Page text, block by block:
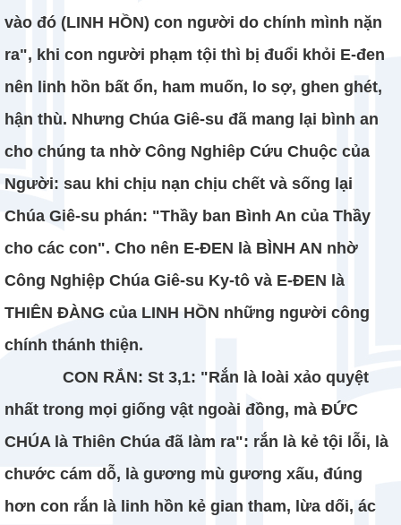
vào đó (LINH HỒN) con người do chính mình nặn
ra", khi con người phạm tội thì bị đuổi khỏi E-đen
nên linh hồn bất ổn, ham muốn, lo sợ, ghen ghét,
hận thù. Nhưng Chúa Giê-su đã mang lại bình an
cho chúng ta nhờ Công Nghiêp Cứu Chuộc của
Người: sau khi chịu nạn chịu chết và sống lại
Chúa Giê-su phán: "Thầy ban Bình An của Thầy
cho các con". Cho nên E-ĐEN là BÌNH AN nhờ
Công Nghiệp Chúa Giê-su Ky-tô và E-ĐEN là
THIÊN ĐÀNG của LINH HỒN những người công
chính thánh thiện.
CON RẮN: St 3,1: "Rắn là loài xảo quyệt
nhất trong mọi giống vật ngoài đồng, mà ĐỨC
CHÚA là Thiên Chúa đã làm ra": rắn là kẻ tội lỗi, là
chước cám dỗ, là gương mù gương xấu, đúng
hơn con rắn là linh hồn kẻ gian tham, lừa dối, ác